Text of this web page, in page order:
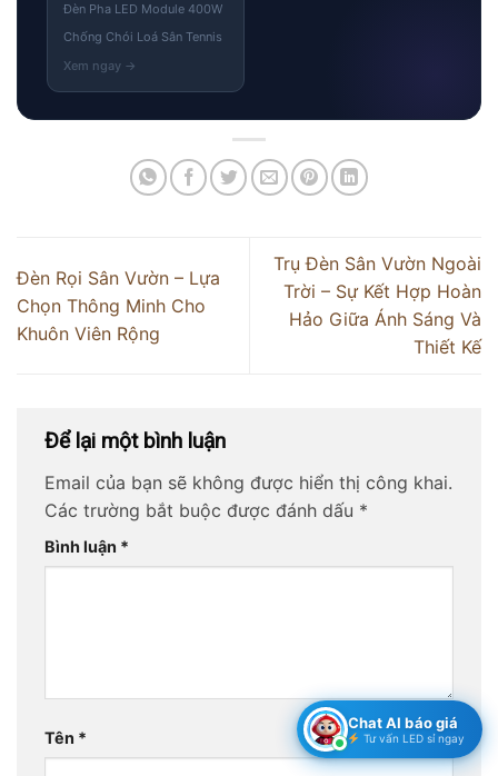
Đèn Pha LED Module 400W
Chống Chói Loá Sân Tennis
Đèn Rọi Sân Vườn – Lựa
Chọn Thông Minh Cho
Khuôn Viên Rộng
Trụ Đèn Sân Vườn Ngoài
Trời – Sự Kết Hợp Hoàn
Hảo Giữa Ánh Sáng Và
Thiết Kế
Để lại một bình luận
Email của bạn sẽ không được hiển thị công khai.
Các trường bắt buộc được đánh dấu *
Bình luận *
Tên *
Chat AI báo giá
Tư vấn LED sỉ ngay